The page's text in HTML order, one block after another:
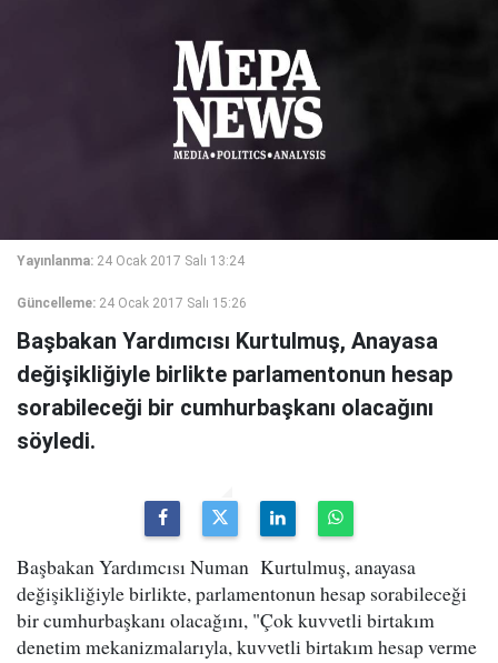
Yayınlanma: 24 Ocak 2017 Salı 13:24
Güncelleme: 24 Ocak 2017 Salı 15:26
Başbakan Yardımcısı Kurtulmuş, Anayasa
değişikliğiyle birlikte parlamentonun hesap
sorabileceği bir cumhurbaşkanı olacağını
söyledi.
Başbakan Yardımcısı Numan Kurtulmuş, anayasa
değişikliğiyle birlikte, parlamentonun hesap sorabileceği
bir cumhurbaşkanı olacağını, "Çok kuvvetli birtakım
denetim mekanizmalarıyla, kuvvetli birtakım hesap verme